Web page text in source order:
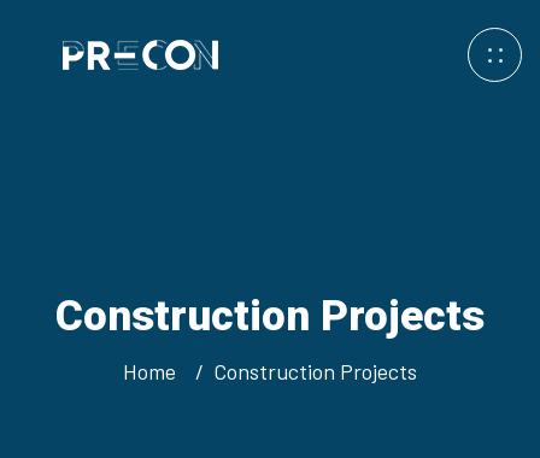
Construction Projects
Home Construction Projects